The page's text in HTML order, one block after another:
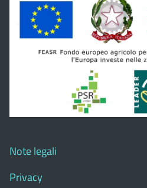
Note legali
Privacy